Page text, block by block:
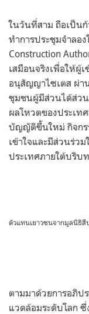
ในวันที่สาม ถือเป็น
ทำการประชุมจำลอ
Construction
เสมือนจริงเพื่อให้ผู้
อนุสัญญาไซเตส ผ่า
ชุมชนผู้มีส่วนได้ส่วน
ผลโหวตของประเท
บัญญัติขึ้นใหม่ กิจกร
เข้าใจและมีส่วนร่ว
ประเทศภายใต้บริบท
ตัวแทนเยาวชนจากมูลนิธิสื
ตามมาด้วยการอภิป
แวดล้อมระดับโลก